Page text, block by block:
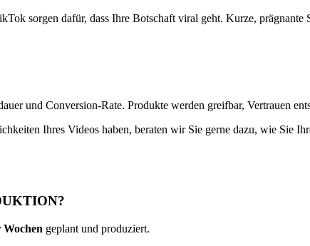
sorgen dafür, dass Ihre Botschaft viral geht. Kurze, prägnante
und Conversion-Rate. Produkte werden greifbar, Vertrauen
Ihres Videos haben, beraten wir Sie gerne dazu, wie Sie
Wochen geplant und produziert.